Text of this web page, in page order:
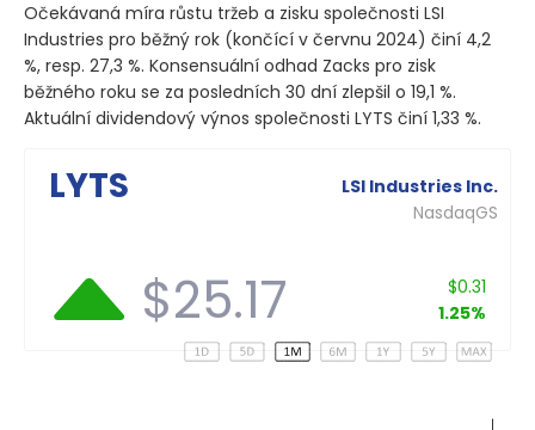
Očekávaná míra růstu tržeb a zisku společnosti LSI
Industries pro běžný rok (končící v červnu 2024) činí 4,2
%, resp. 27,3 %. Konsensuální odhad Zacks pro zisk
běžného roku se za posledních 30 dní zlepšil o 19,1 %.
Aktuální dividendový výnos společnosti LYTS činí 1,33 %.
LYTS
LSI Industries Inc.
NasdaqGS
$25.17
$0.31
1.25%